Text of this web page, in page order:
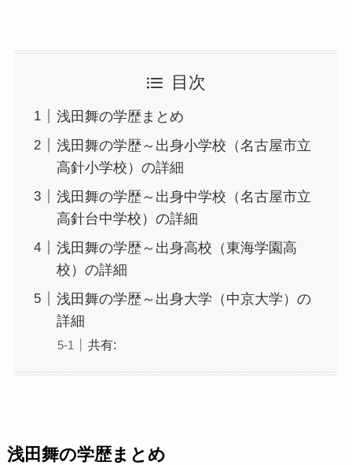
目次
浅田舞の学歴まとめ
浅田舞の学歴～出身小学校（名古屋市立
高針小学校）の詳細
浅田舞の学歴～出身中学校（名古屋市立
高針台中学校）の詳細
浅田舞の学歴～出身高校（東海学園高
校）の詳細
浅田舞の学歴～出身大学（中京大学）の
詳細
共有:
浅田舞の学歴まとめ